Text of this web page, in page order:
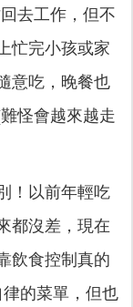
去工作，但不
忙完小孩或家
意吃，晚餐也
怪會越來越走
！以前年輕吃
都沒差，現在
飲食控制真的
的菜單，但也